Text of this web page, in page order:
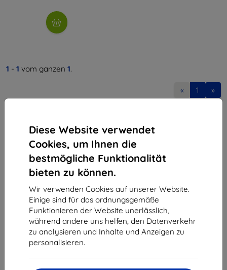
Diese Website verwendet
Cookies, um Ihnen die
bestmögliche Funktionalität
bieten zu können.
Wir verwenden Cookies auf unserer Website.
Einige sind für das ordnungsgemäße
Funktionieren der Website unerlässlich,
während andere uns helfen, den Datenverkehr
zu analysieren und Inhalte und Anzeigen zu
personalisieren.
1 - 1 vom ganzen 1.
« 1 »
Shield-Sk s.r.o.
Ulica Rudolfa Mocka 3750/2A
841 04 Bratislava
Unternehmens-ID:46701494
USt-IdNr.:SK2023549671